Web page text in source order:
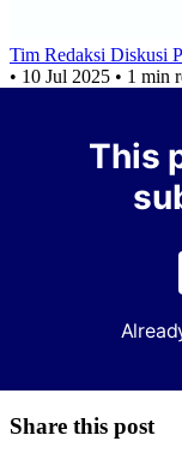
Tim Redaksi Diskusi
• 10 Jul 2025 • 1 min
This
Share this post